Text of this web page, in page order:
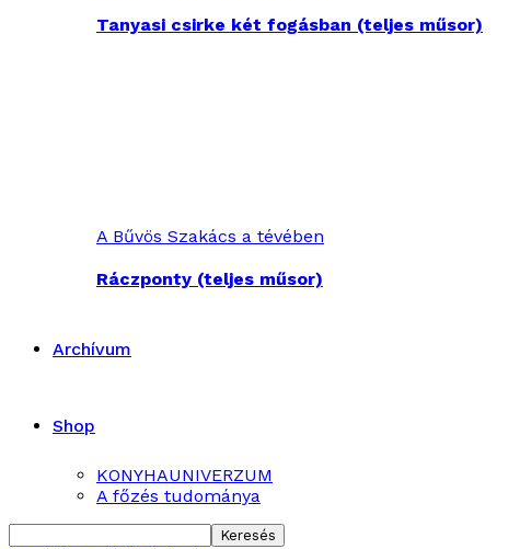
Tanyasi csirke két fogásban (teljes műsor)
A Bűvös Szakács a tévében
Ráczponty (teljes műsor)
Archívum
Shop
KONYHAUNIVERZUM
A főzés tudománya